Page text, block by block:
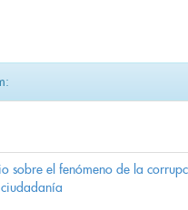
sobre el fenómeno de la